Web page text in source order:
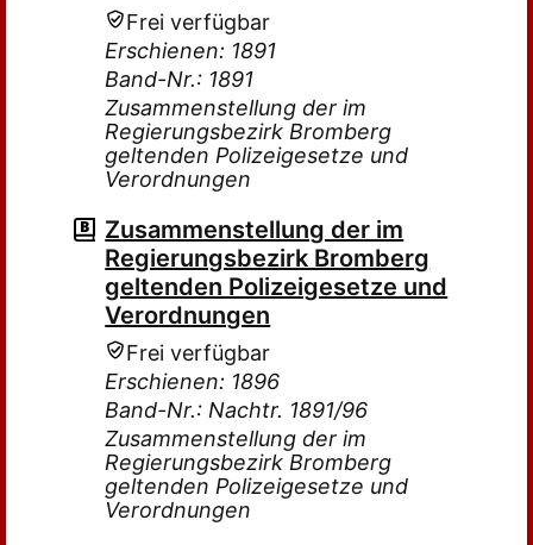
Frei verfügbar
Erschienen: 1891
Band-Nr.: 1891
Zusammenstellung der im
Regierungsbezirk Bromberg
geltenden Polizeigesetze und
Verordnungen
Zusammenstellung der im
Regierungsbezirk Bromberg
geltenden Polizeigesetze und
Verordnungen
Frei verfügbar
Erschienen: 1896
Band-Nr.: Nachtr. 1891/96
Zusammenstellung der im
Regierungsbezirk Bromberg
geltenden Polizeigesetze und
Verordnungen